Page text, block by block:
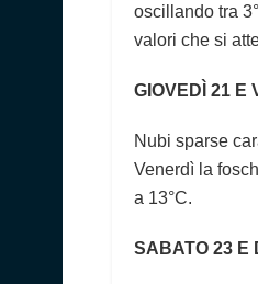
oscillando tra
valori che si
GIOVEDÌ 21 E
Nubi sparse
Venerdì la
a 13°C.
SABATO 23 E